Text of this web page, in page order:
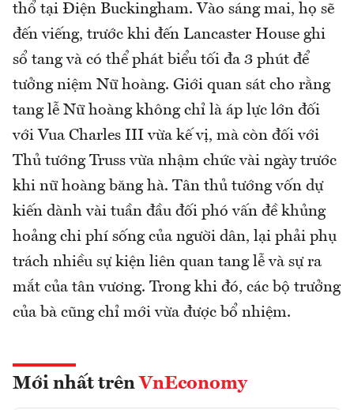
thổ tại Điện Buckingham. Vào sáng mai, họ sẽ
đến viếng, trước khi đến Lancaster House ghi
sổ tang và có thể phát biểu tối đa 3 phút để
tưởng niệm Nữ hoàng. Giới quan sát cho rằng
tang lễ Nữ hoàng không chỉ là áp lực lớn đối
với Vua Charles III vừa kế vị, mà còn đối với
Thủ tướng Truss vừa nhậm chức vài ngày trước
khi nữ hoàng băng hà. Tân thủ tướng vốn dự
kiến dành vài tuần đầu đối phó vấn đề khủng
hoảng chi phí sống của người dân, lại phải phụ
trách nhiều sự kiện liên quan tang lễ và sự ra
mắt của tân vương. Trong khi đó, các bộ trưởng
của bà cũng chỉ mới vừa được bổ nhiệm.
Mới nhất trên VnEconomy